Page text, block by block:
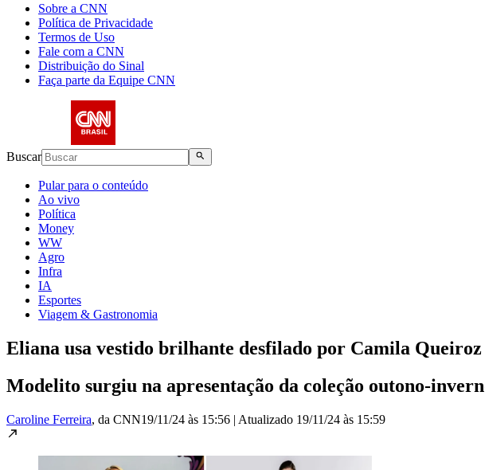
Sobre a CNN
Política de Privacidade
Termos de Uso
Fale com a CNN
Distribuição do Sinal
Faça parte da Equipe CNN
Buscar
Pular para o conteúdo
Ao vivo
Política
Money
WW
Agro
Infra
IA
Esportes
Viagem & Gastronomia
Eliana usa vestido brilhante desfilado por Camila Queiroz
Modelito surgiu na apresentação da coleção outono-
Caroline Ferreira, da CNN19/11/24 às 15:56 | Atualizado 19/11/24 às 15:59